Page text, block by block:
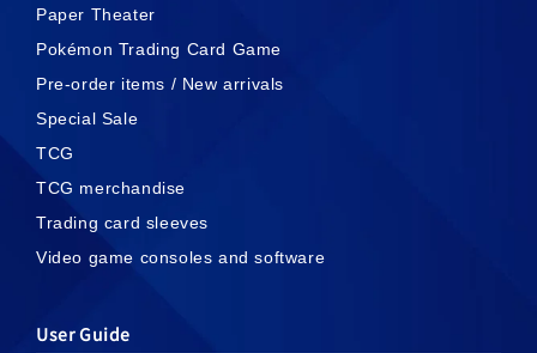
Paper Theater
Pokémon Trading Card Game
Pre-order items / New arrivals
Special Sale
TCG
TCG merchandise
Trading card sleeves
Video game consoles and software
User Guide